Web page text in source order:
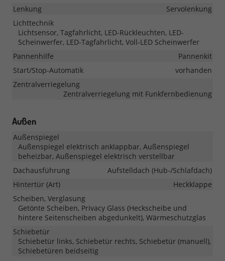
Lenkung
Servolenkung
Lichttechnik
Lichtsensor, Tagfahrlicht, LED-Rückleuchten, LED-
Scheinwerfer, LED-Tagfahrlicht, Voll-LED Scheinwerfer
Pannenhilfe
Pannenkit
Start/Stop-Automatik
vorhanden
Zentralverriegelung
Zentralverriegelung mit Funkfernbedienung
Außen
Außenspiegel
Außenspiegel elektrisch anklappbar, Außenspiegel
beheizbar, Außenspiegel elektrisch verstellbar
Dachausführung
Aufstelldach (Hub-/Schlafdach)
Hintertür (Art)
Heckklappe
Scheiben, Verglasung
Getönte Scheiben, Privacy Glass (Heckscheibe und
hintere Seitenscheiben abgedunkelt), Wärmeschutzglas
Schiebetür
Schiebetür links, Schiebetür rechts, Schiebetür (manuell),
Schiebetüren beidseitig